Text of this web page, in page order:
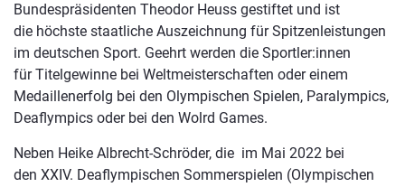
Bundespräsidenten Theodor Heuss gestiftet und ist
die höchste staatliche Auszeichnung für Spitzenleistungen
im deutschen Sport. Geehrt werden die Sportler:innen
für Titelgewinne bei Weltmeisterschaften oder einem
Medaillenerfolg bei den Olympischen Spielen, Paralympics,
Deaflympics oder bei den Wolrd Games.
Neben Heike Albrecht-Schröder, die im Mai 2022 bei
den XXIV. Deaflympischen Sommerspielen (Olympischen